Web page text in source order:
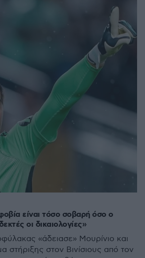
είναι τόσο σοβαρή όσο ο
οι δικαιολογίες»
«άδειασε» Μουρίνιο και
στήριξης στον Βινίσιους από τον